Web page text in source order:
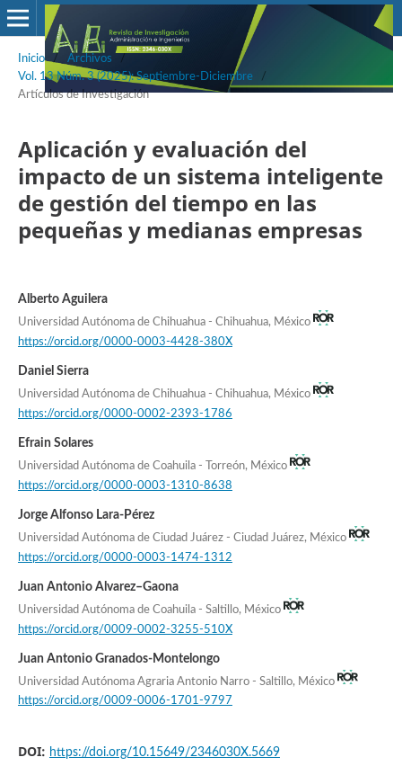
Inicio / Archivos
/
Vol. 13 Núm. 3 (2025): Septiembre-Diciembre
/
Artículos de Investigación
Aplicación y evaluación del
impacto de un sistema inteligente
de gestión del tiempo en las
pequeñas y medianas empresas
Alberto Aguilera
Universidad Autónoma de Chihuahua - Chihuahua, México
https://orcid.org/0000-0003-4428-380X
Daniel Sierra
Universidad Autónoma de Chihuahua - Chihuahua, México
https://orcid.org/0000-0002-2393-1786
Efrain Solares
Universidad Autónoma de Coahuila - Torreón, México
https://orcid.org/0000-0003-1310-8638
Jorge Alfonso Lara-Pérez
Universidad Autónoma de Ciudad Juárez - Ciudad Juárez, México
https://orcid.org/0000-0003-1474-1312
Juan Antonio Alvarez–Gaona
Universidad Autónoma de Coahuila - Saltillo, México
https://orcid.org/0009-0002-3255-510X
Juan Antonio Granados-Montelongo
Universidad Autónoma Agraria Antonio Narro - Saltillo, México
https://orcid.org/0009-0006-1701-9797
DOI: https://doi.org/10.15649/2346030X.5669